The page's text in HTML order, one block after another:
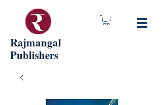
Rajmangal
Publishers